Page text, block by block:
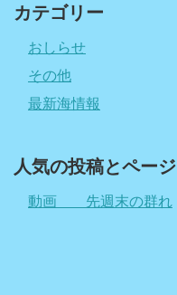
カテゴリー
おしらせ
その他
最新海情報
人気の投稿とページ
動画 先週末の群れ